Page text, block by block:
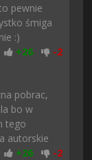
pewnie
śmiga
:)
+26 -2
pobrac,
bo w
tego
autorskie
+26 -2